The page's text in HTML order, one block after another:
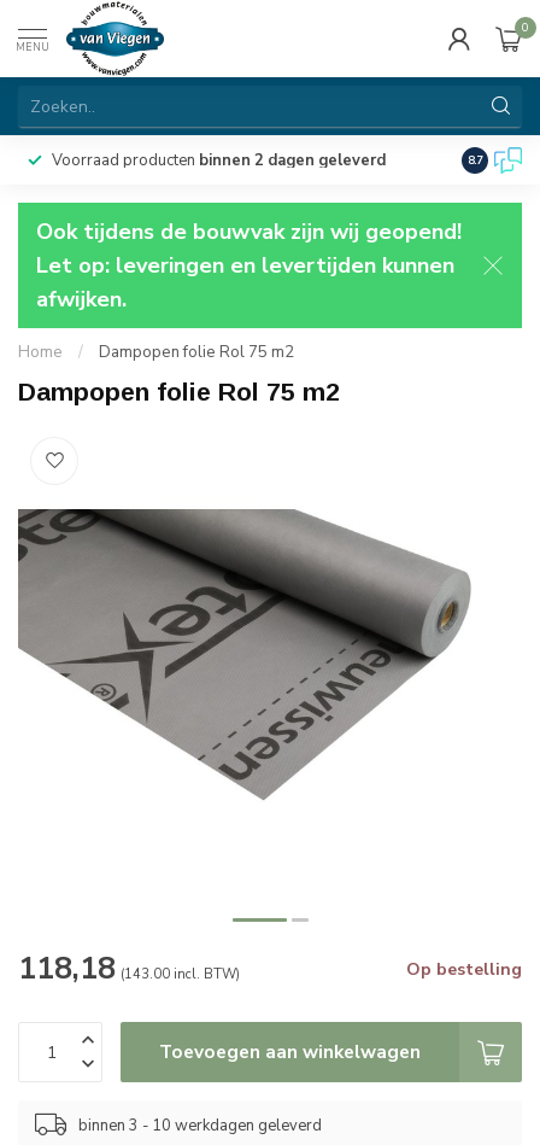
MENU
0
Voorraad producten binnen 2 dagen geleverd 8.7
Ook tijdens de bouwvak zijn wij geopend!
Let op: leveringen en levertijden kunnen
afwijken.
Home / Dampopen folie Rol 75 m2
Dampopen folie Rol 75 m2
118,18 (143.00 incl. BTW) Op bestelling
Toevoegen aan winkelwagen
binnen 3 - 10 werkdagen geleverd